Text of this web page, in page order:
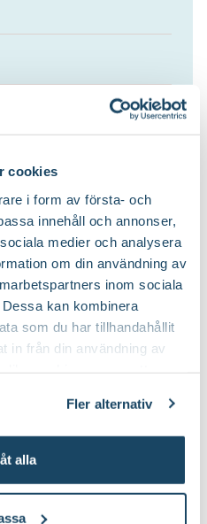
cookies
i form av första- och
innehåll och annonser,
medier och analysera
om din användning av
inom sociala
kan kombinera
som du har tillhandahållit
in från din användning av
Fler alternativ
alla